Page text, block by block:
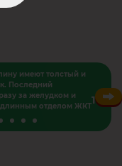
имеют толстый и
Последний
за желудком и
отделом ЖКТ
1